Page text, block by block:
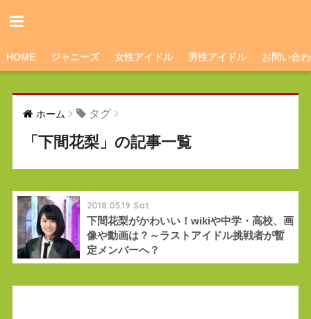
HOME ジャニーズ 女性アイドル 男性アイドル お問い合
ホーム タグ
「下間花梨」の記事一覧
2018.05.19 Sat
下間花梨がかわいい！wikiや中学・高校、画
像や動画は？～ラストアイドル挑戦者が暫
定メンバーへ？